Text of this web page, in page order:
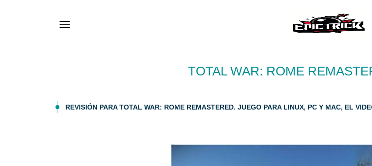
TOTAL WAR: ROME
REVISIÓN PARA TOTAL WAR: ROME REMASTERED. JUEGO PARA LINUX, PC Y MAC, EL